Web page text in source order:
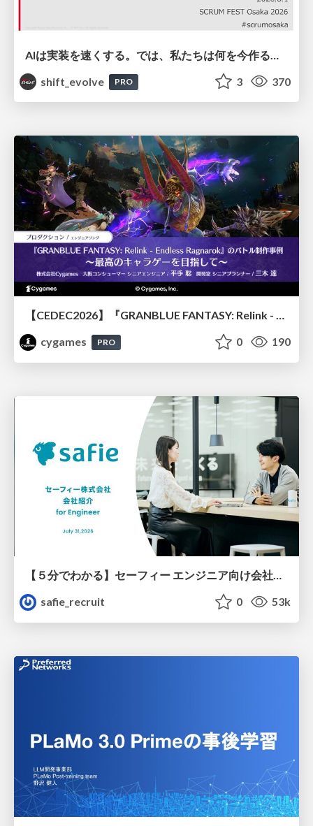
shift_evolve
PRO 3 370
【CEDEC2026】『GRANBLUE FANTASY: Relink - Endless Ragnarok』のバトル制作事例 ～最高のキャラゲーを目指して～
cygames
PRO 0 190
【５分でわかる】セーフィー エンジニア向け会社紹介
safie_recruit
0 53k